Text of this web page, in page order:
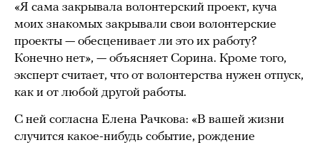
«Я сама закрывала волонтерский проект, куча
моих знакомых закрывали свои волонтерские
проекты — обесценивает ли это их работу?
Конечно нет», — объясняет Сорина. Кроме того,
эксперт считает, что от волонтерства нужен отпуск,
как и от любой другой работы.
С ней согласна Елена Рачкова: «В вашей жизни
случится какое-нибудь событие, рождение